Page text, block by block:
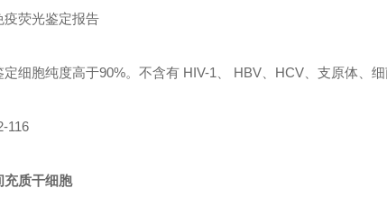
荧光鉴定报告
细胞纯度高于90%。不含有 HIV-1、 HBV、HCV、支原体、
116
充质干细胞